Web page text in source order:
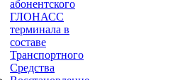
абонентского
ГЛОНАСС
терминала в
составе
Транспортного
Средства